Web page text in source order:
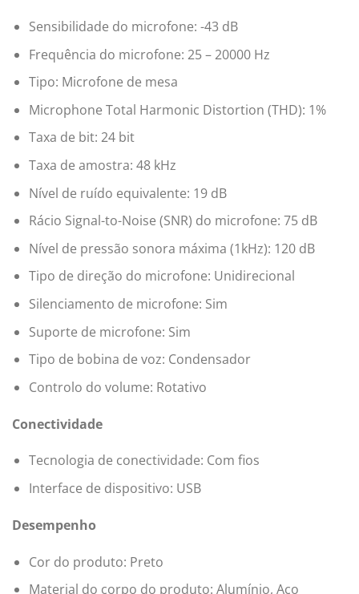
Sensibilidade do microfone: -43 dB
Frequência do microfone: 25 – 20000 Hz
Tipo: Microfone de mesa
Microphone Total Harmonic Distortion (THD): 1%
Taxa de bit: 24 bit
Taxa de amostra: 48 kHz
Nível de ruído equivalente: 19 dB
Rácio Signal-to-Noise (SNR) do microfone: 75 dB
Nível de pressão sonora máxima (1kHz): 120 dB
Tipo de direção do microfone: Unidirecional
Silenciamento de microfone: Sim
Suporte de microfone: Sim
Tipo de bobina de voz: Condensador
Controlo do volume: Rotativo
Conectividade
Tecnologia de conectividade: Com fios
Interface de dispositivo: USB
Desempenho
Cor do produto: Preto
Material do corpo do produto: Alumínio, Aço